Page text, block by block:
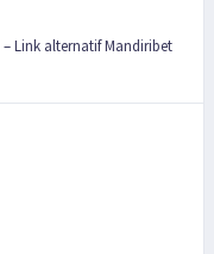
– Link alternatif Mandiribet